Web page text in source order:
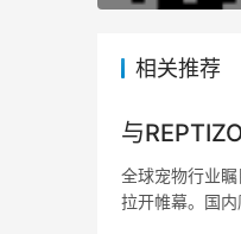
相关推荐
与
全球宠物行业
拉开帷幕。国